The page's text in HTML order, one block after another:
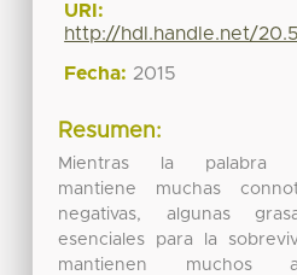
URI:
http://hdl.handle.net/
Fecha: 2015
Resumen:
Mientras la palabra
mantiene muchas
negativas, algunas
esenciales para la
mantienen muchos